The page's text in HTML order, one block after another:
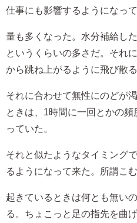
仕事にも影響するようになって
量も多くなった。水分補給し
というくらいの多さだ。それ
から跳ね上がるように飛び散る
それに合わせて無性にのどが
ときは、1時間に一回とかの
っていた。
それと似たようなタイミング
るようになって来た。所謂こむ
起きているときは何とも無い
る。ちょこっと足の指先を曲